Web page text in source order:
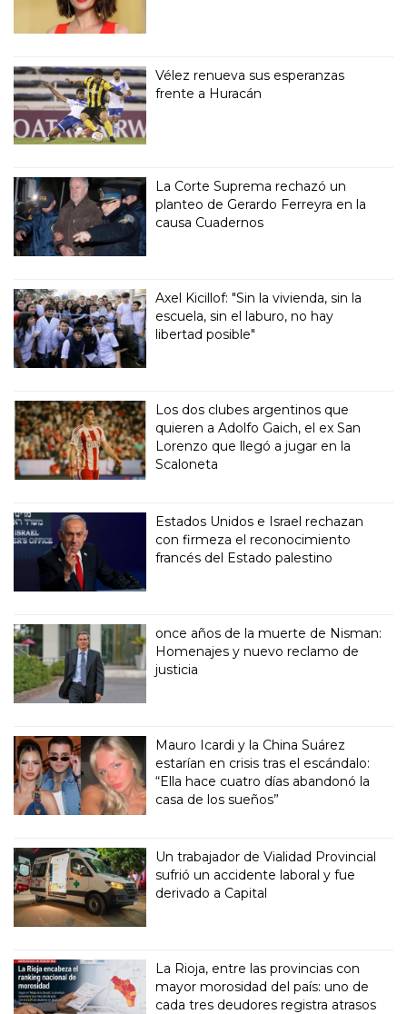
Vélez renueva sus esperanzas
frente a Huracán
La Corte Suprema rechazó un
planteo de Gerardo Ferreyra en la
causa Cuadernos
Axel Kicillof: "Sin la vivienda, sin la
escuela, sin el laburo, no hay
libertad posible"
Los dos clubes argentinos que
quieren a Adolfo Gaich, el ex San
Lorenzo que llegó a jugar en la
Scaloneta
Estados Unidos e Israel rechazan
con firmeza el reconocimiento
francés del Estado palestino
once años de la muerte de Nisman:
Homenajes y nuevo reclamo de
justicia
Mauro Icardi y la China Suárez
estarían en crisis tras el escándalo:
“Ella hace cuatro días abandonó la
casa de los sueños”
Un trabajador de Vialidad Provincial
sufrió un accidente laboral y fue
derivado a Capital
La Rioja, entre las provincias con
mayor morosidad del país: uno de
cada tres deudores registra atrasos